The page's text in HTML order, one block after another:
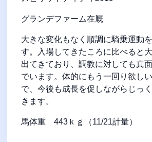
グランデファーム在厩
大きな変化もなく順調に騎乗運動
す。入場してきたころに比べると
出てきており、調教に対しても真
でいます。体的にもう一回り欲し
で、今後も成長を促しながらじっ
きます。
馬体重 443 ｋｇ（11/21計量）